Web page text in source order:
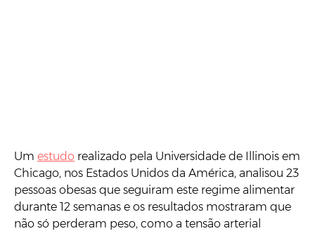
Um estudo realizado pela Universidade de Illinois em
Chicago, nos Estados Unidos da América, analisou 23
pessoas obesas que seguiram este regime alimentar
durante 12 semanas e os resultados mostraram que
não só perderam peso, como a tensão arterial